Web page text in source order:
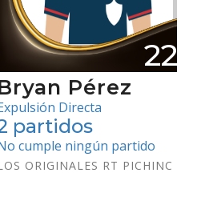
22
Pérez
Directa
partidos
cumple ningún partido
ORIGINALES RT PICHINC